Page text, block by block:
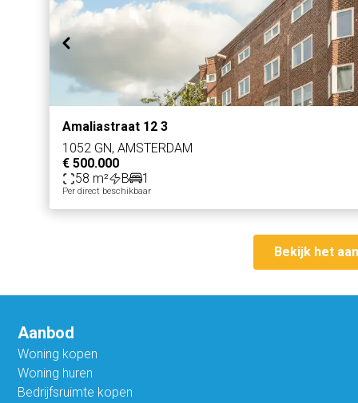
Amaliastraat 12 3
1052 GN, AMSTERDAM
€ 500.000
58 m²
B 1
Per direct beschikbaar
Bekijk het
Aanbod
Woning kopen
Woning huren
Bedrijfsruimte kopen